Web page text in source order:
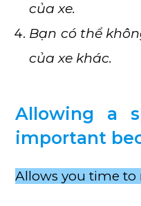
của xe.
Bạn có thể
của xe khác.
Allowing a
important
Allows you time to